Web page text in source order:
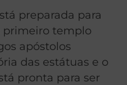
preparada para
primeiro templo
apóstolos
das estátuas e o
pronta para ser